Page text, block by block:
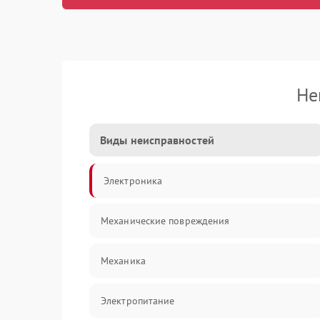
Виды неисправностей
Электроника
Механические повреждения
Механика
Электропитание